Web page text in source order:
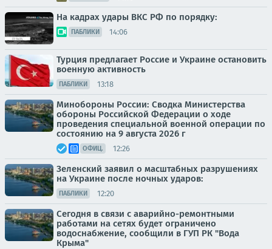
На кадрах удары ВКС РФ по порядку:
ПАБЛИКИ 14:06
Турция предлагает Россие и Украине остановить
военную активность
ПАБЛИКИ 13:18
Минобороны России: Сводка Министерства
обороны Российской Федерации о ходе
проведения специальной военной операции по
состоянию на 9 августа 2026 г
ОФИЦ. 12:26
Зеленский заявил о масштабных разрушениях
на Украине после ночных ударов:
ПАБЛИКИ 12:20
Сегодня в связи с аварийно-ремонтными
работами на сетях будет ограничено
водоснабжение, сообщили в ГУП РК "Вода
Крыма"